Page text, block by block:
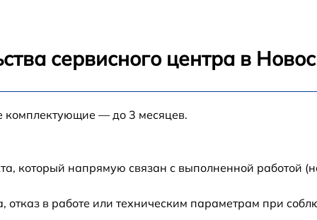
от 60 мин
сервисного центра в
комплектующие — до 3 месяцев.
который напрямую связан с выполненной работой
в работе или техническим параметрам при